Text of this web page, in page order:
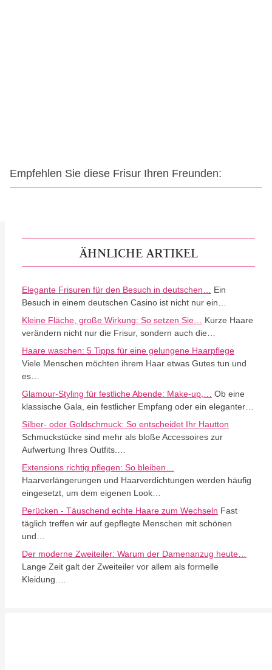
Empfehlen Sie diese Frisur Ihren Freunden:
ÄHNLICHE ARTIKEL
Elegante Frisuren für den Besuch in deutschen…
Ein
Besuch in einem deutschen Casino ist nicht nur ein…
Kleine Fläche, große Wirkung: So setzen Sie…
Kurze Haare
verändern nicht nur die Frisur, sondern auch die…
Haare waschen: 5 Tipps für eine gelungene Haarpflege
Viele Menschen möchten ihrem Haar etwas Gutes tun und
es…
Glamour-Styling für festliche Abende: Make-up,…
Ob eine
klassische Gala, ein festlicher Empfang oder ein eleganter…
Silber- oder Goldschmuck: So entscheidet Ihr Hautton
Schmuckstücke sind mehr als bloße Accessoires zur
Aufwertung Ihres Outfits.…
Extensions richtig pflegen: So bleiben…
Haarverlängerungen und Haarverdichtungen werden häufig
eingesetzt, um dem eigenen Look…
Perücken - Täuschend echte Haare zum Wechseln Fast
täglich treffen wir auf gepflegte Menschen mit schönen
und…
Der moderne Zweiteiler: Warum der Damenanzug heute…
Lange Zeit galt der Zweiteiler vor allem als formelle
Kleidung.…